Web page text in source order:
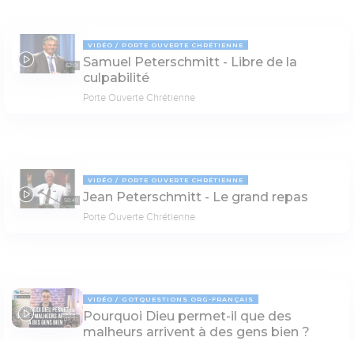
62:01
VIDÉO PORTE OUVERTE CHRÉTIENNE
Samuel Peterschmitt - Libre de la
culpabilité
Porte Ouverte Chrétienne
50:40
VIDÉO PORTE OUVERTE CHRÉTIENNE
Jean Peterschmitt - Le grand repas
Porte Ouverte Chrétienne
03:33
VIDÉO GOTQUESTIONS.ORG-FRANÇAIS
Pourquoi Dieu permet-il que des
malheurs arrivent à des gens bien ?